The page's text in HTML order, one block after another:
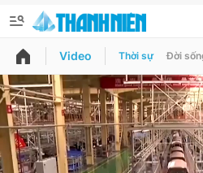
QUẢNG CÁO
Chuyên mục
Thông tin tài khoản
Đổi mật khẩu
Video Thời sự Đời